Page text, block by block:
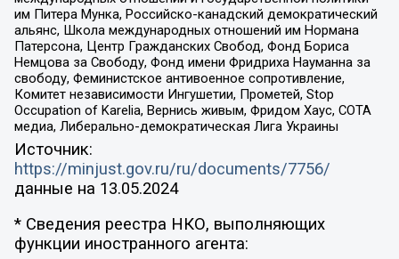
им Питера Мунка, Российско-канадский демократический
альянс, Школа международных отношений им Нормана
Патерсона, Центр Гражданских Свобод, Фонд Бориса
Немцова за Свободу, Фонд имени Фридриха Науманна за
свободу, Феминистское антивоенное сопротивление,
Комитет независимости Ингушетии, Прометей, Stop
Occupation of Karelia, Вернись живым, Фридом Хаус, СОТА
медиа, Либерально-демократическая Лига Украины
Источник:
https://minjust.gov.ru/ru/documents/7756/
данные на 13.05.2024
* Сведения реестра НКО, выполняющих
функции иностранного агента: